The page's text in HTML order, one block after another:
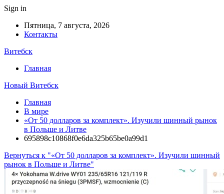
Sign in
Пятница, 7 августа, 2026
Контакты
Витебск
Главная
Новый Витебск
Главная
В мире
«От 50 долларов за комплект». Изучили шинный рынок
в Польше и Литве
695898c10868f0e6da325b65be0a99d1
Вернуться к "«От 50 долларов за комплект». Изучили шинный
рынок в Польше и Литве"